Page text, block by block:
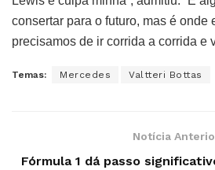
consertar para o futuro, mas é onde
precisamos de ir corrida a corrida e
Temas: Mercedes Valtteri Bottas
Notícia
Fórmula 1 dá passo